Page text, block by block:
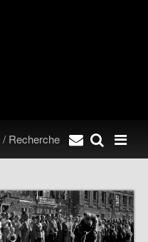
/ Recherche